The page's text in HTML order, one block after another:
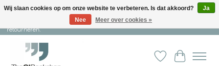
Snelle levering en persoonlijke service ︱ Niet goed? Geld terug! ︱ Gratis
retourneren.
Verlanglijst
Wij slaan cookies op om onze website te verbeteren. Is dat akkoord?
Ja
Nee
Meer over cookies »